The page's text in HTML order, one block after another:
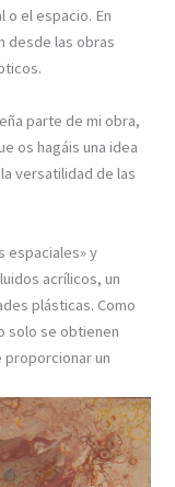
o el espacio. En
desde las obras
parte de mi obra,
os hagáis una idea
versatilidad de las
espaciales» y
acrílicos, un
plásticas. Como
solo se obtienen
proporcionar un